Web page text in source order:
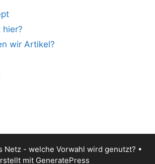
hier?
wir Artikel?
Netz - welche Vorwahl wird genutzt? •
mit GeneratePress